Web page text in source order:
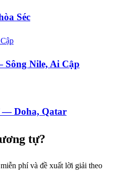
Séc
Nile, Ai Cập
— Doha, Qatar
tự?
phí và đề xuất lời giải theo